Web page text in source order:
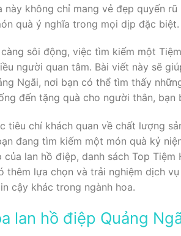
không chỉ mang vẻ đẹp quyến
quà ý nghĩa trong mọi dịp đặc biệt.
sôi động, việc tìm kiếm một
người quan tâm. Bài viết này sẽ
Ngãi, nơi bạn có thể tìm thấy
đến tặng quà cho người thân, bạn
chí khách quan về chất lượng
đang tìm kiếm một món quà kỷ
lan hồ điệp, danh sách Top
thêm lựa chọn và trải nghiệm dịch
cậy khác trong ngành hoa.
lan hồ điệp Quảng